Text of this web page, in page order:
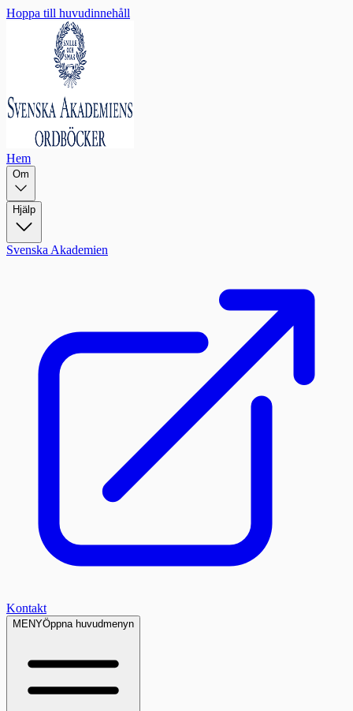
Hoppa till huvudinnehåll
Hem
Om
Hjälp
Svenska Akademien
Kontakt
MENYÖppna huvudmenyn